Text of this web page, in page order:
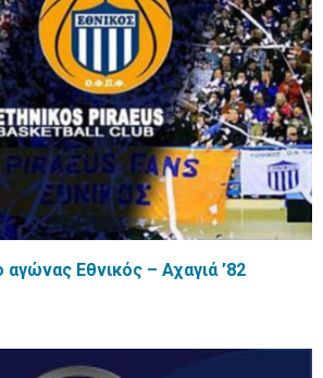
Εθνικός – Αχαγιά ’82